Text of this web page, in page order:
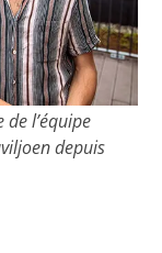
l’équipe
depuis